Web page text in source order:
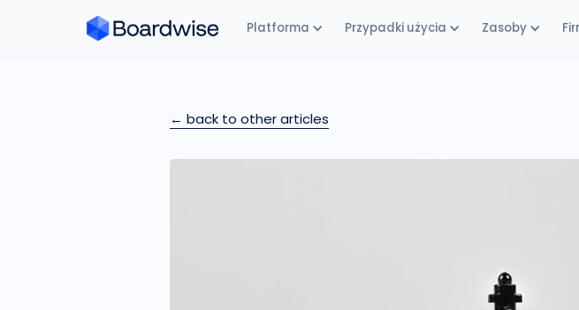
Platforma Przypadki użycia Zasoby
← back to other articles